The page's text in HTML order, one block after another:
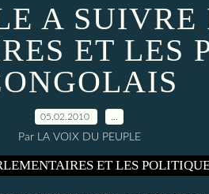
A SUIVRE
ET LES
05.02.2010
Par LA VOIX DU PEUPLE